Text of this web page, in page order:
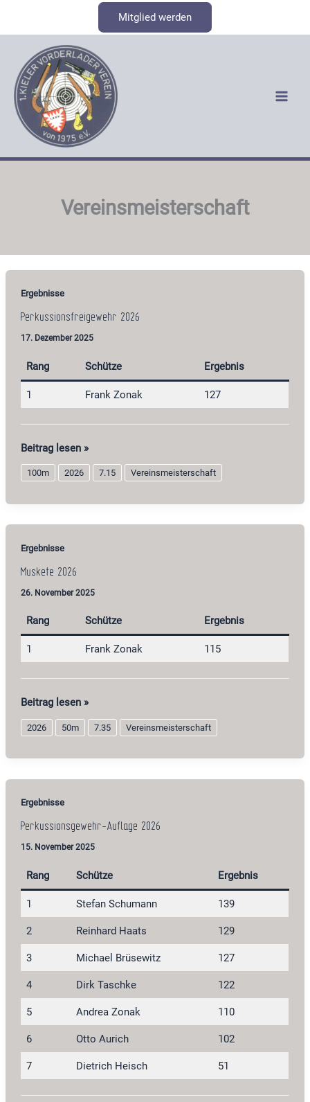
Mitglied werden
Vereinsmeisterschaft
Ergebnisse
Perkussionsfreigewehr 2026
17. Dezember 2025
Rang Schütze Ergebnis
1 Frank Zonak 127
Perkussionsfreigewehr
2026
Beitrag lesen »
100m 2026 7.15 Vereinsmeisterschaft
Ergebnisse
Muskete 2026
26. November 2025
Rang Schütze Ergebnis
1 Frank Zonak 115
Muskete
2026
Beitrag lesen »
2026 50m 7.35 Vereinsmeisterschaft
Ergebnisse
Perkussionsgewehr-Auflage 2026
15. November 2025
Rang Schütze Ergebnis
1 Stefan Schumann 139
2 Reinhard Haats 129
3 Michael Brüsewitz 127
4 Dirk Taschke 122
5 Andrea Zonak 110
6 Otto Aurich 102
7 Dietrich Heisch 51